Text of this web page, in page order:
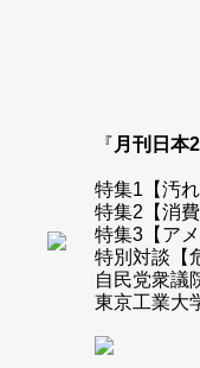
『 月刊日本
特集1【汚
特集2【消
特集3【ア
特別対談【
自民党衆議
東京工業大